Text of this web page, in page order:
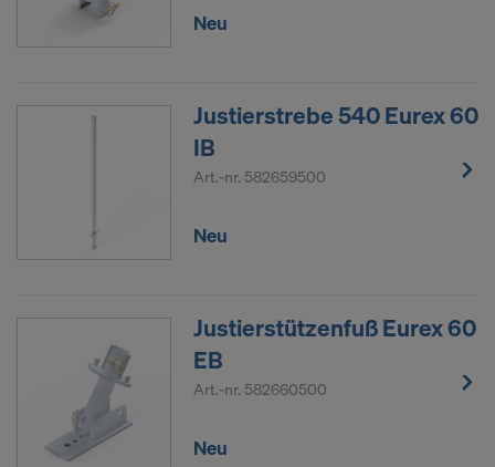
Neu
Justierstrebe 540 Eurex 60
IB
Art.-nr. 582659500
Neu
Justierstützenfuß Eurex 60
EB
Art.-nr. 582660500
Neu